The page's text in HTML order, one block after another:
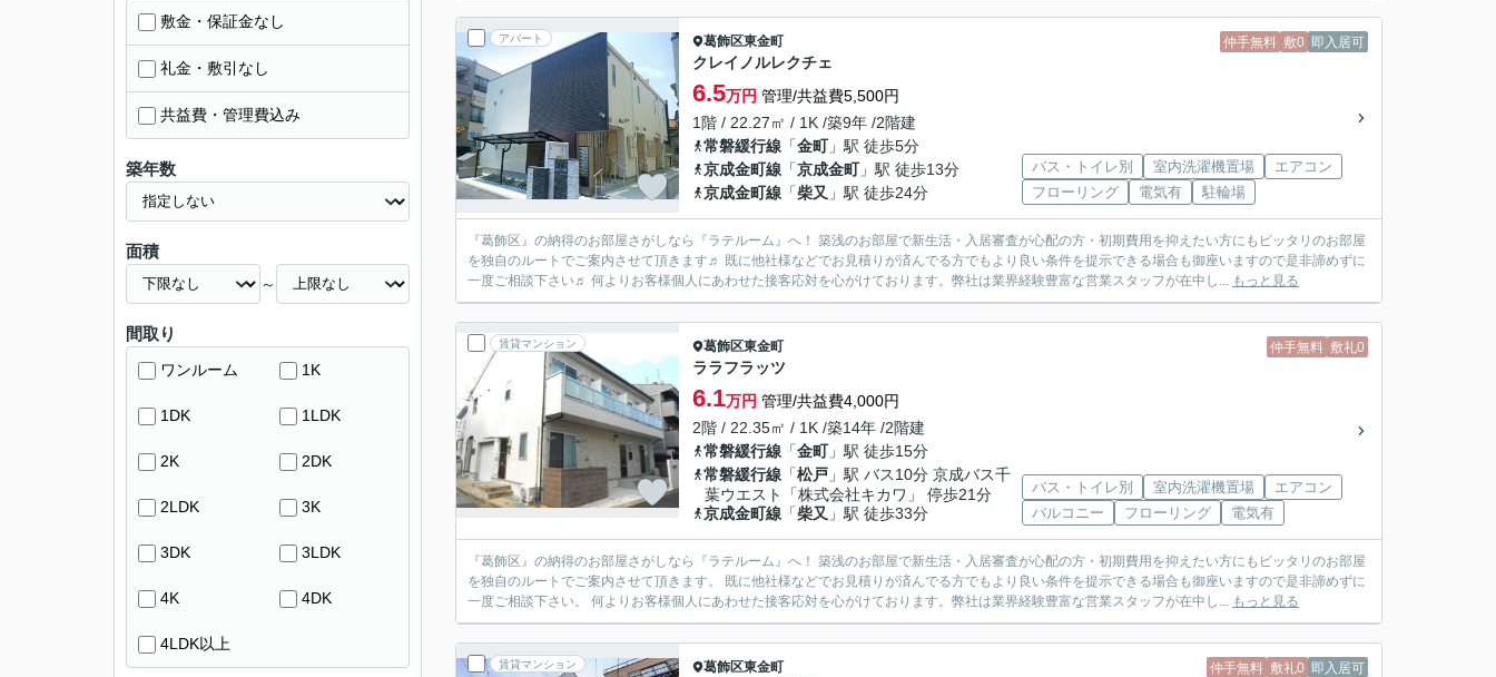
アパート 仲手無料 敷0 即入居可
葛飾区東金町
クレイノルレクチェ
6.5万円 管理/共益費5,500円
1階 / 22.27㎡ / 1K /築9年 /2階建
常磐緩行線 「金町」駅 徒歩5分
京成金町線 「京成金町」駅 徒歩13分
京成金町線 「柴又 」駅 徒歩24分
バス・トイレ別 室内洗濯機置場
エアコン
フローリング
電気有 駐輪場
『葛飾区』の納得のお部屋さがしなら『ラテルーム』へ！ 築浅のお部屋で新生活・入居審査が心配の方・初期費用を抑えたい方にもピッタリのお部屋
を独自のルートでご案内させて頂きます♬ 既に他社様などでお見積りが済んでる方でもより良い条件を提示できる場合も御座いますので是非諦めずに
一度ご相談下さい♬ 何よりお客様個人にあわせた接客応対を心がけております。弊社は業界経験豊富な営業スタッフが在中し... もっと見る
賃貸マンション 仲手無料 敷礼0
葛飾区東金町
ララフラッツ
6.1万円 管理/共益費4,000円
2階 / 22.35㎡ / 1K /築14年 /2階建
常磐緩行線 「金町」駅 徒歩15分
常磐緩行線 「松戸 」駅 バス10分 京成バス千
葉ウエスト「株式会社キカワ」 停歩21分
京成金町線 「柴又 」駅 徒歩33分
バス・トイレ別 室内洗濯機置場
エアコン
バルコニー
フローリング 電気有
『葛飾区』の納得のお部屋さがしなら『ラテルーム』へ！ 築浅のお部屋で新生活・入居審査が心配の方・初期費用を抑えたい方にもピッタリのお部屋
を独自のルートでご案内させて頂きます。 既に他社様などでお見積りが済んでる方でもより良い条件を提示できる場合も御座いますので是非諦めずに
一度ご相談下さい。 何よりお客様個人にあわせた接客応対を心がけております。弊社は業界経験豊富な営業スタッフが在中し... もっと見る
賃貸マンション 仲手無料 敷礼0 即入居可
葛飾区東金町
敷金・保証金なし
礼金・敷引なし
共益費・管理費込み
築年数
面積
～
間取り
ワンルーム 1K
1DK 1LDK
2K 2DK
2LDK 3K
3DK 3LDK
4K 4DK
4LDK以上